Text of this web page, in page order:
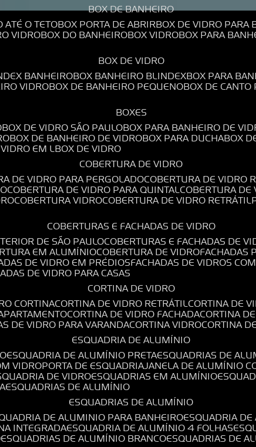
BOX DE BANHEIRO
ATÉ O TETO BOX PORTA DE ABRIR BOX DE VIDRO
VIDRO BOX DO BANHEIRO BOX VIDRO BOX PARA
BOX DE VIDRO
BANHEIRO BOX BANHEIRO BLINDEX BOX PARA
VIDRO BOX DE BANHEIRO PEQUENO BOX DE
BOXES
BOX DE VIDRO SÃO PAULO BOX PARA BANHEIRO DE
BOX DE BANHEIRO DE VIDRO BOX PARA DUCHA BOX
VIDRO EM L BOX DE VIDRO
COBERTURA DE VIDRO
DE VIDRO PARA PERGOLADO COBERTURA DE VIDRO
COBERTURA DE VIDRO PARA QUINTAL COBERTURA
COBERTURA VIDRO COBERTURA DE VIDRO RETRÁTIL
COBERTURAS E FACHADAS DE VIDRO
DE SÃO PAULO COBERTURAS E FACHADAS DE
EM ALUMÍNIO COBERTURA DE VIDRO FACHADAS
DE VIDRO EM PRÉDIOS FACHADAS DE VIDROS
DE VIDRO PARA CASAS
CORTINA DE VIDRO
CORTINA CORTINA DE VIDRO RETRÁTIL CORTINA DE
CORTINA DE VIDRO FACHADA CORTINA
DE VIDRO PARA VARANDA CORTINA VIDRO CORTINA
ESQUADRIA DE ALUMÍNIO
ESQUADRIA DE ALUMÍNIO PRETA ESQUADRIAS DE
VIDRO PORTA DE ESQUADRIA JANELA DE ALUMÍNIO
DE VIDRO ESQUADRIAS EM ALUMÍNIO
ESQUADRIAS DE ALUMÍNIO
ESQUADRIAS DE ALUMÍNIO
DE ALUMINIO PARA BANHEIRO ESQUADRIA
INTEGRADA ESQUADRIA DE ALUMÍNIO 4 FOLHAS
ESQUADRIAS DE ALUMÍNIO BRANCO ESQUADRIAS DE